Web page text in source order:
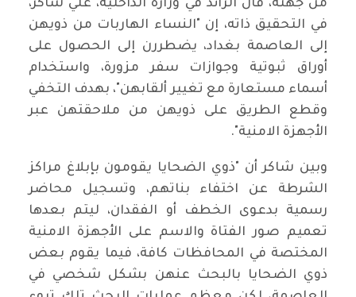
من جهته، قال الرائد في وزارة الداخلية، علي شاكر،
في التحقيق ذاته، إن "النساء الهاربات من ذويهن
إلى العاصمة بغداد، يضطررن إلى الحصول على
أوراق ثبوتية وجوازات سفر مزورة، واستخدام
أسماء مستعارة مع تغيير ألقابهن"، بهدف التخفي
وقطع الطريق على ذويهن من ملاحقتهن عبر
الأجهزة الامنية".
وبين شاكر أن "ذوي الضحايا يقومون بإبلاغ مراكز
الشرطة عن اختفاء بناتهم، وتسجيل محاضر
رسمية بدعوى الخطف أو الفقدان، ليتم بعدها
تعميم صور الفتاة والاسم على الأجهزة الامنية
المختصة في المحافظات كافة، فيما يقوم بعض
ذوي الضحايا بالبحث عنهن بشكل شخصي في